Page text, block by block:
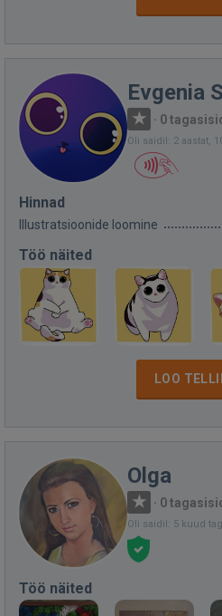
Evgenia
· 0
Oli saidil: 2 aastat,
Hinnad
Illustratsioonide loomine
Töö näited
LOO
Olga
· 0
Oli saidil: 5 kuud
Töö näited